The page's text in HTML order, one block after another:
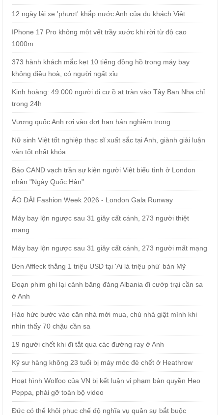
12 ngày lái xe 'phượt' khắp nước Anh của du khách Việt
IPhone 17 Pro không một vết trầy xước khi rời từ độ cao
1000m
373 hành khách mắc kẹt 10 tiếng đồng hồ trong máy bay
không điều hoà, có người ngất xỉu
Kinh hoàng: 49.000 người di cư ồ ạt tràn vào Tây Ban Nha chỉ
trong 24h
Vương quốc Anh rơi vào đợt hạn hán nghiêm trọng
Nữ sinh Việt tốt nghiệp thạc sĩ xuất sắc tại Anh, giành giải luận
văn tốt nhất khóa
Báo CAND vạch trần sự kiện người Việt biểu tình ở London
nhân "Ngày Quốc Hận"
ÁO DÀI Fashion Week 2026 - London Gala Runway
Máy bay lộn ngược sau 31 giây cất cánh, 273 người thiệt
mạng
Máy bay lộn ngược sau 31 giây cất cánh, 273 người mất mạng
Ben Affleck thắng 1 triệu USD tại 'Ai là triệu phú' bản Mỹ
Đoạn phim ghi lại cảnh băng đảng Albania đi cướp trại cần sa
ở Anh
Háo hức bước vào căn nhà mới mua, chủ nhà giật mình khi
nhìn thấy 70 chậu cần sa
19 người chết khi đi tắt qua các đường ray ở Anh
Kỹ sư hàng không 23 tuổi bị máy móc đè chết ở Heathrow
Hoạt hình Wolfoo của VN bị kết luận vi phạm bản quyền Heo
Peppa, phải gỡ toàn bộ video
Đức có thể khôi phục chế độ nghĩa vụ quân sự bắt buộc